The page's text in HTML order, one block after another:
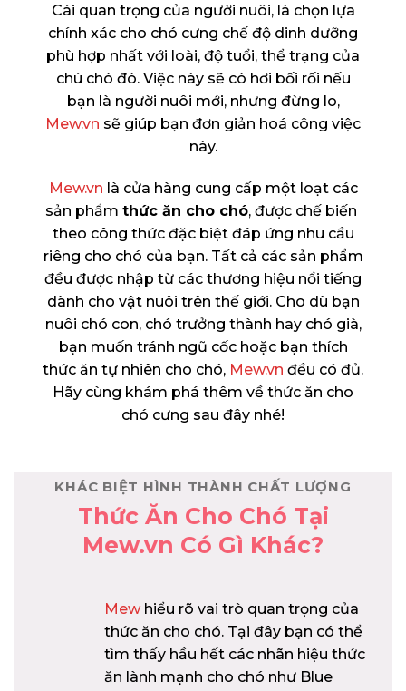
Cái quan trọng của người nuôi, là chọn lựa
chính xác cho chó cưng chế độ dinh dưỡng
phù hợp nhất với loài, độ tuổi, thể trạng của
chú chó đó. Việc này sẽ có hơi bối rối nếu
bạn là người nuôi mới, nhưng đừng lo,
Mew.vn sẽ giúp bạn đơn giản hoá công việc
này.
Mew.vn là cửa hàng cung cấp một loạt các
sản phẩm thức ăn cho chó, được chế biến
theo công thức đặc biệt đáp ứng nhu cầu
riêng cho chó của bạn. Tất cả các sản phẩm
đều được nhập từ các thương hiệu nổi tiếng
dành cho vật nuôi trên thế giới. Cho dù bạn
nuôi chó con, chó trưởng thành hay chó già,
bạn muốn tránh ngũ cốc hoặc bạn thích
thức ăn tự nhiên cho chó, Mew.vn đều có đủ.
Hãy cùng khám phá thêm về thức ăn cho
chó cưng sau đây nhé!
KHÁC BIỆT HÌNH THÀNH CHẤT LƯỢNG
Thức Ăn Cho Chó Tại
Mew.vn Có Gì Khác?
Mew hiểu rõ vai trò quan trọng của
thức ăn cho chó. Tại đây bạn có thể
tìm thấy hầu hết các nhãn hiệu thức
ăn lành mạnh cho chó như Blue